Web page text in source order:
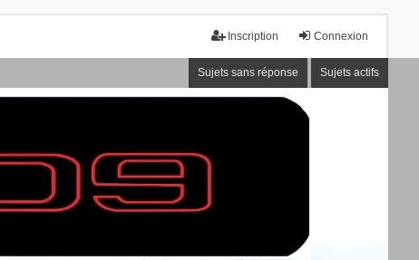
Connexion
Inscription
Sujets sans réponse Sujets actifs